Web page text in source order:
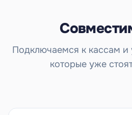
Подключаемся к кассам и
которые уже